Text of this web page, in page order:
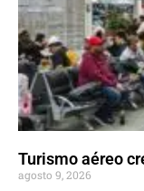
Turismo aéreo
agosto 9, 2026